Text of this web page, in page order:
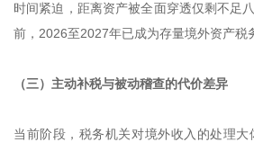
时间紧迫，距离资产被全面穿透仅剩不足
前，2026至2027年已成为存量境外资产税
（三）主动补税与被动稽查的代价差异
当前阶段，税务机关对境外收入的处理大